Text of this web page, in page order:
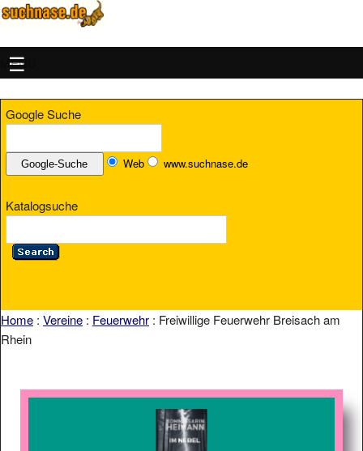
MENU
Google Suche
Web www.suchnase.de
Katalogsuche
Home : Vereine : Feuerwehr : Freiwillige Feuerwehr Breisach am
Rhein